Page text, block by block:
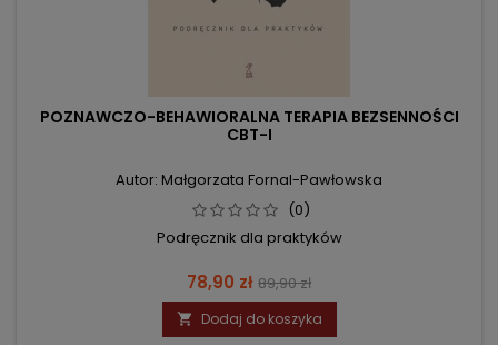
POZNAWCZO-BEHAWIORALNA TERAPIA BEZSENNOŚCI
CBT-I
Autor: Małgorzata Fornal-Pawłowska
(0)
Podręcznik dla praktyków
Cena
78,90 zł Cena
podstawowa
89,90 zł
 Dodaj do koszyka